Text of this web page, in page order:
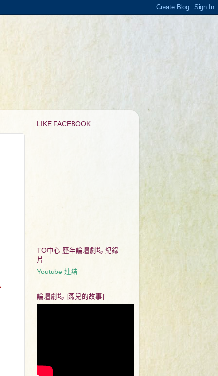
LIKE FACEBOOK
TO中心 歷年論壇劇場 紀錄
片
Youtube 連結
論壇劇場 [燕兒的故事]